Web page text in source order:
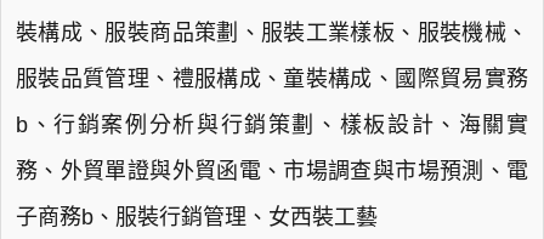
裝構成、服裝商品策劃、服裝工業樣板、服裝機械、
服裝品質管理、禮服構成、童裝構成、國際貿易實務
b、行銷案例分析與行銷策劃、樣板設計、海關實
務、外貿單證與外貿函電、市場調查與市場預測、電
子商務b、服裝行銷管理、女西裝工藝